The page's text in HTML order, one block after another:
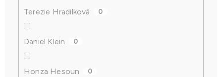
Terezie Hradilková 0
Daniel Klein 0
Honza Hesoun 0